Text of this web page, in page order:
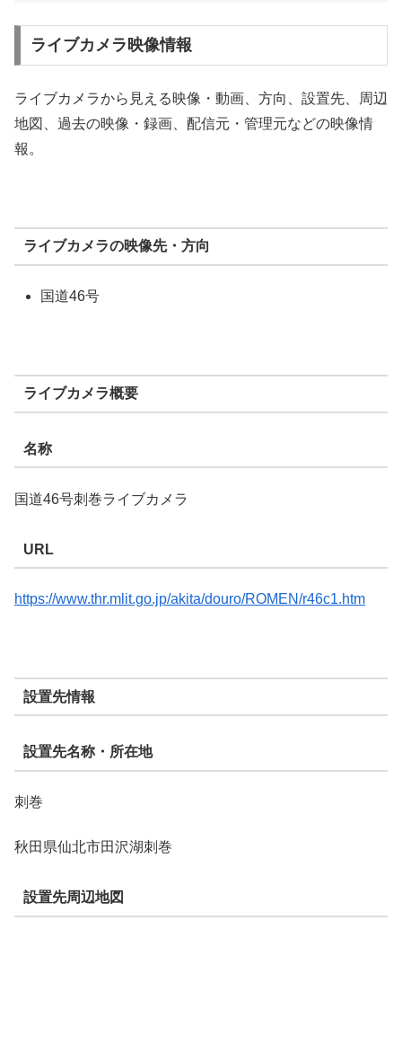
ライブカメラ映像情報
ライブカメラから見える映像・動画、方向、設置先、周辺
地図、過去の映像・録画、配信元・管理元などの映像情
報。
ライブカメラの映像先・方向
国道46号
ライブカメラ概要
名称
国道46号刺巻ライブカメラ
URL
https://www.thr.mlit.go.jp/akita/douro/ROMEN/r46c1.htm
設置先情報
設置先名称・所在地
刺巻
秋田県仙北市田沢湖刺巻
設置先周辺地図